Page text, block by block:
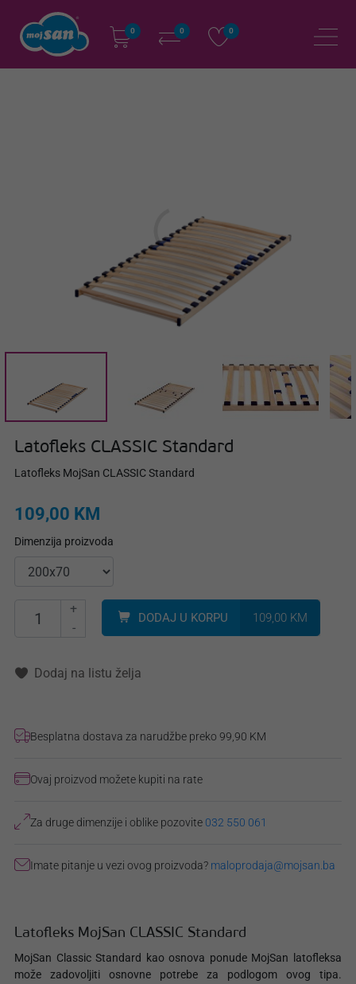
0 0 0
Latofleks CLASSIC Standard
Latofleks MojSan CLASSIC Standard
109,00 KM
Dimenzija proizvoda
+
-
DODAJ U KORPU 109,00 KM
Dodaj na listu želja
Besplatna dostava za narudžbe preko 99,90 KM
Ovaj proizvod možete kupiti na rate
Za druge dimenzije i oblike pozovite 032 550 061
Imate pitanje u vezi ovog proizvoda? maloprodaja@mojsan.ba
Latofleks MojSan CLASSIC Standard
MojSan Classic Standard kao osnova ponude MojSan latofleksa
može zadovoljiti osnovne potrebe za podlogom ovog tipa.